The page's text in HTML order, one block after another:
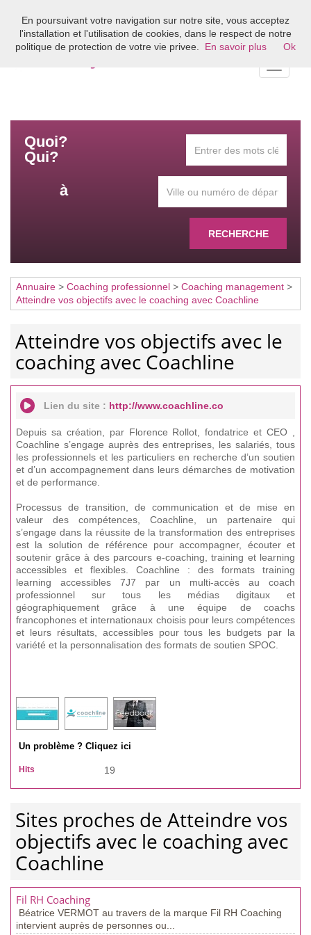
Bienvenue sur l'annuaire du coaching en France
Quoi?
Qui?
à
RECHERCHE
Annuaire > Coaching professionnel > Coaching management >
Atteindre vos objectifs avec le coaching avec Coachline
Atteindre vos objectifs avec le
coaching avec Coachline
Lien du site : http://www.coachline.co
Depuis sa création, par Florence Rollot, fondatrice et CEO ,
Coachline s’engage auprès des entreprises, les salariés, tous
les professionnels et les particuliers en recherche d’un soutien
et d’un accompagnement dans leurs démarches de motivation
et de performance.
Processus de transition, de communication et de mise en
valeur des compétences, Coachline, un partenaire qui
s’engage dans la réussite de la transformation des entreprises
est la solution de référence pour accompagner, écouter et
soutenir grâce à des parcours e-coaching, training et learning
accessibles et flexibles. Coachline : des formats training
learning accessibles 7J7 par un multi-accès au coach
professionnel sur tous les médias digitaux et
géographiquement grâce à une équipe de coachs
francophones et internationaux choisis pour leurs compétences
et leurs résultats, accessibles pour tous les budgets par la
variété et la personnalisation des formats de soutien SPOC.
Un problème ? Cliquez ici
Hits 19
Sites proches de Atteindre vos
objectifs avec le coaching avec
Coachline
Fil RH Coaching
Béatrice VERMOT au travers de la marque Fil RH Coaching
intervient auprès de personnes ou...
En poursuivant votre navigation sur notre site, vous acceptez
l'installation et l'utilisation de cookies, dans le respect de notre
politique de protection de votre vie privee.
En savoir plus Ok